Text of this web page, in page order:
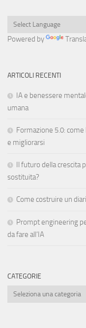
Powered by
ARTICOLI RECENTI
IA e benessere
umana
Formazione 5.0:
e migliorarsi
Il futuro della crescita
sostituita?
Come costruire un
Prompt engineering
da fare all’IA
CATEGORIE
Categorie